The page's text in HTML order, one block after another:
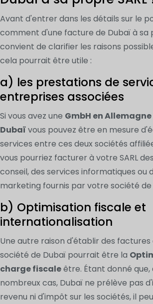
Avant d'entrer dans les détails sur le
comment d'une facture de Dubaï à sa
convient de clarifier les raisons
cela pourrait être utile :
a) les prestations de
entreprises associées
Si vous avez une GmbH en Allemagne
Dubaïvous pouvez être en mesure
services entre ces deux sociétés
vous pourriez facturer à votre SARL
conseil, des services informatiques ou
marketing fournis par votre société de
b) Optimisation fiscale et
internationalisation
Une autre raison d'établir des factures
société de Dubaï pourrait être la
charge fiscaleêtre. Étant donné que,
nombreux cas, Dubaï ne prélève pas
revenu ni d'impôt sur les sociétés, il